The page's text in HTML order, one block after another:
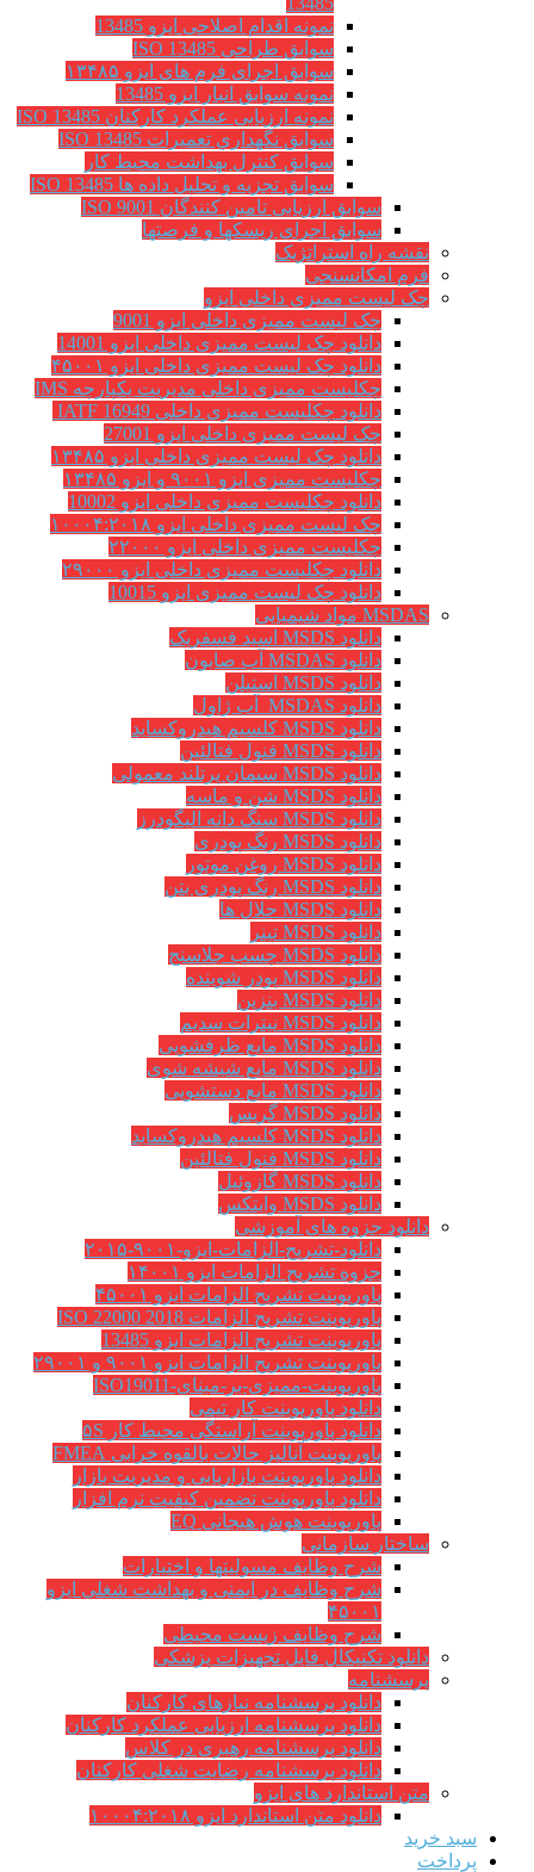
نمونه اقدام اصلاحی ایزو 13485
سوابق طراحی ISO 13485
سوابق اجرای فرم های ایزو ۱۳۴۸۵
نمونه سوابق انبار ایزو 13485
نمونه ارزیابی عملکرد کارکنان ISO 13485
سوابق نگهداري تعميرات ISO 13485
سوابق کنترل بهداشت محیط کار
سوابق تجزیه و تحلیل داده ها ISO 13485
سوابق ارزیابی تامین کنندگان ISO 9001
سوابق اجرای ریسکها و فرصتها
نقشه راه استراتژیک
فرم امکانسنجی
چک لیست ممیزی داخلی ایزو
چک لیست ممیزی داخلی ایزو 9001
دانلود چک لیست ممیزی داخلی ایزو 14001
دانلود چک لیست ممیزی داخلی ایزو ۴۵۰۰۱
چکلیست ممیزی داخلی مدیریت یکپارچه IMS
دانلود چکلیست ممیزی داخلی IATF 16949
چک لیست ممیزی داخلی ایزو 27001
دانلود چک لیست ممیزی داخلی ایزو ۱۳۴۸۵
چکلیست ممیزی ایزو ۹۰۰۱ و ایزو ۱۳۴۸۵
دانلود چکلیست ممیزی داخلی ایزو 10002
چک لیست ممیزی داخلی ایزو ۱۰۰۰۴:۲۰۱۸
چکلیست ممیزی داخلی ایزو ۲۲۰۰۰
دانلود چکلیست ممیزی داخلی ایزو ۲۹۰۰۰
دانلود چک لیست ممیزی ایزو 10015
MSDAS مواد شیمیایی
دانلود MSDS اسید فسفریک
دانلود MSDAS آب صابون
دانلود MSDS استیلن
دانلود MSDAS آب ژاول
دانلود MSDS کلسیم هیدروکساید
دانلود MSDS فنول فتالئین
دانلود MSDS سیمان پرتلند معمولی
دانلود MSDS شن و ماسه
دانلود MSDS سنگ دانه الیگودرز
دانلود MSDS رنگ پودری
دانلود MSDS روغن موتور
دانلود MSDS رنگ پودری بتن
دانلود MSDS حلال ها
دانلود MSDS تینر
دانلود MSDS چسب جلاسنج
دانلود MSDS پودر شوینده
دانلود MSDS بنزین
دانلود MSDS نیترات سدیم
دانلود MSDS مایع ظرفشویی
دانلود MSDS مایع شیشه شوی
دانلود MSDS مایع دستشویی
دانلود MSDS گریس
دانلود MSDS کلسیم هیدروکساید
دانلود MSDS فنول فتالئین
دانلود MSDS گازوئیل
دانلود MSDS وایتکس
دانلود جزوه های آموزشی
دانلود-تشریح-الزامات-ایزو-۹۰۰۱-۲۰۱۵
جزوه تشریح الزامات ایزو ۱۴۰۰۱
پاورپوینت تشریح الزامات ایزو ۴۵۰۰۱
پاورپوینت تشریح الزامات ISO 22000 2018
پاورپوینت تشریح الزامات ایزو 13485
پاورپوینت تشریح الزامات ایزو ۹۰۰۱ و ۲۹۰۰۱
پاورپوینت-ممیزی-بر-مبنای-ISO19011
دانلود پاورپوینت کار تیمی
دانلود پاورپوینت آراستگی محیط کار ۵S
پاورپوینت آنالیز حالات بالقوه خرابی FMEA
دانلود پاورپوینت بازاریابی و مدیریت بازار
دانلود پاورپوینت تضمین کیفیت نرم افزار
پاورپوینت هوش هیجانی EQ
ساختار سازمانی
شرح وظايف مسوليتها و اختيارات
شرح وظایف در ایمنی و بهداشت شغلی ایزو
۴۵۰۰۱
شرح وظایف زیست محیطی
دانلود تکنیکال فایل تجهیزات پزشکی
پرسشنامه
دانلود پرسشنامه نیازهای کارکنان
دانلود پرسشنامه ارزیابی عملکرد کارکنان
دانلود پرسشنامه رهبری در کلاس
دانلود پرسشنامه رضایت شغلی کارکنان
متن استاندارد های ایزو
دانلود متن استاندارد ایزو ۱۰۰۰۴:۲۰۱۸
سبد خرید
پرداخت